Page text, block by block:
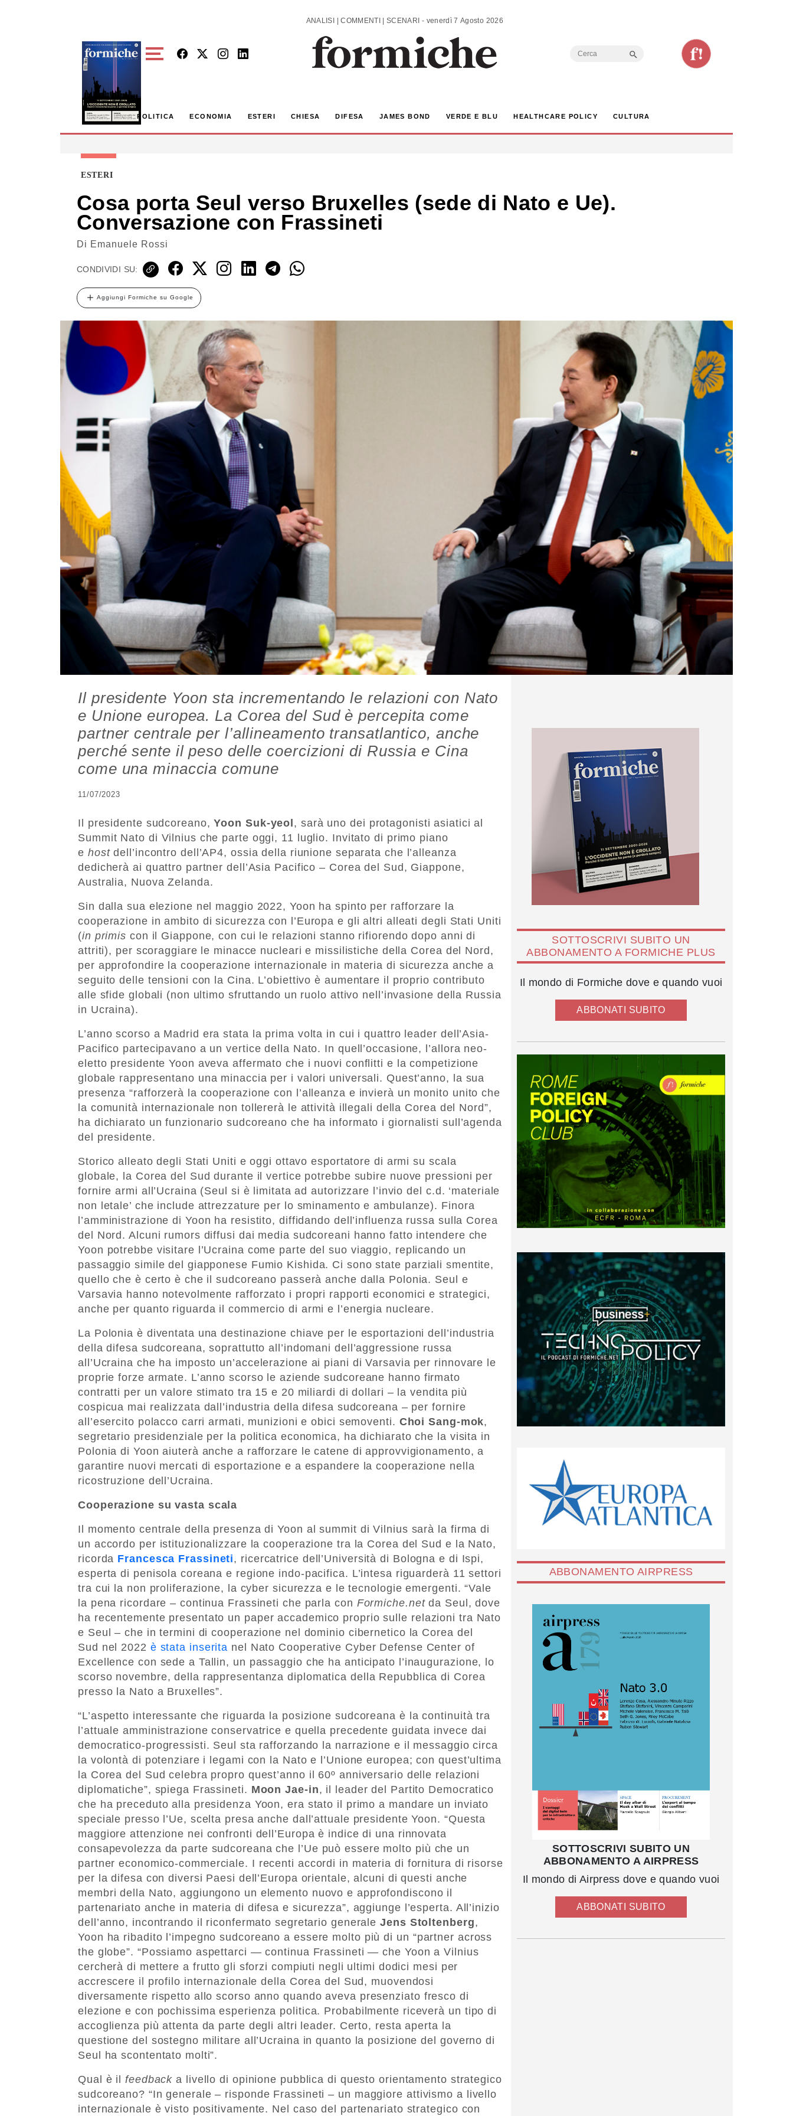
ANALISI | COMMENTI | SCENARI - venerdì 7 Agosto 2026
Search
POLITICA ECONOMIA ESTERI CHIESA DIFESA JAMES BOND VERDE E BLU HEALTHCARE POLICY CULTURA
ESTERI
Cosa porta Seul verso Bruxelles (sede di Nato e Ue).
Conversazione con Frassineti
Di Emanuele Rossi
CONDIVIDI SU:
Aggiungi Formiche su Google
Il presidente Yoon sta incrementando le relazioni con Nato
e Unione europea. La Corea del Sud è percepita come
partner centrale per l’allineamento transatlantico, anche
perché sente il peso delle coercizioni di Russia e Cina
come una minaccia comune
11/07/2023
Il presidente sudcoreano,Yoon Suk-yeol, sarà uno dei protagonisti asiatici al
Summit Nato di Vilnius che parte oggi, 11 luglio. Invitato di primo piano
e hostdell’incontro dell’AP4, ossia della riunione separata che l’alleanza
dedicherà ai quattro partner dell’Asia Pacifico – Corea del Sud, Giappone,
Australia, Nuova Zelanda.
Sin dalla sua elezione nel maggio 2022, Yoon ha spinto per rafforzare la
cooperazione in ambito di sicurezza con l’Europa e gli altri alleati degli Stati Uniti
(in primis con il Giappone, con cui le relazioni stanno rifiorendo dopo anni di
attriti), per scoraggiare le minacce nucleari e missilistiche della Corea del Nord,
per approfondire la cooperazione internazionale in materia di sicurezza anche a
seguito delle tensioni con la Cina. L’obiettivo è aumentare il proprio contributo
alle sfide globali (non ultimo sfruttando un ruolo attivo nell’invasione della Russia
in Ucraina).
L’anno scorso a Madrid era stata la prima volta in cui i quattro leader dell’Asia-
Pacifico partecipavano a un vertice della Nato. In quell’occasione, l’allora neo-
eletto presidente Yoon aveva affermato che i nuovi conflitti e la competizione
globale rappresentano una minaccia per i valori universali. Quest’anno, la sua
presenza “rafforzerà la cooperazione con l’alleanza e invierà un monito unito che
la comunità internazionale non tollererà le attività illegali della Corea del Nord”,
ha dichiarato un funzionario sudcoreano che ha informato i giornalisti sull’agenda
del presidente.
Storico alleato degli Stati Uniti e oggi ottavo esportatore di armi su scala
globale, la Corea del Sud durante il vertice potrebbe subire nuove pressioni per
fornire armi all’Ucraina (Seul si è limitata ad autorizzare l’invio del c.d. ‘materiale
non letale’ che include attrezzature per lo sminamento e ambulanze). Finora
l’amministrazione di Yoon ha resistito, diffidando dell’influenza russa sulla Corea
del Nord. Alcuni rumors diffusi dai media sudcoreani hanno fatto intendere che
Yoon potrebbe visitare l’Ucraina come parte del suo viaggio, replicando un
passaggio simile del giapponese Fumio Kishida. Ci sono state parziali smentite,
quello che è certo è che il sudcoreano passerà anche dalla Polonia. Seul e
Varsavia hanno notevolmente rafforzato i propri rapporti economici e strategici,
anche per quanto riguarda il commercio di armi e l’energia nucleare.
La Polonia è diventata una destinazione chiave per le esportazioni dell’industria
della difesa sudcoreana, soprattutto all’indomani dell’aggressione russa
all’Ucraina che ha imposto un’accelerazione ai piani di Varsavia per rinnovare le
proprie forze armate. L’anno scorso le aziende sudcoreane hanno firmato
contratti per un valore stimato tra 15 e 20 miliardi di dollari – la vendita più
cospicua mai realizzata dall’industria della difesa sudcoreana – per fornire
all’esercito polacco carri armati, munizioni e obici semoventi. Choi Sang-mok,
segretario presidenziale per la politica economica, ha dichiarato che la visita in
Polonia di Yoon aiuterà anche a rafforzare le catene di approvvigionamento, a
garantire nuovi mercati di esportazione e a espandere la cooperazione nella
ricostruzione dell’Ucraina.
Cooperazione su vasta scala
Il momento centrale della presenza di Yoon al summit di Vilnius sarà la firma di
un accordo per istituzionalizzare la cooperazione tra la Corea del Sud e la Nato,
ricorda Francesca Frassineti, ricercatrice dell’Università di Bologna e di Ispi,
esperta di penisola coreana e regione indo-pacifica. L’intesa riguarderà 11 settori
tra cui la non proliferazione, la cyber sicurezza e le tecnologie emergenti. “Vale
la pena ricordare – continua Frassineti che parla con Formiche.netda Seul, dove
ha recentemente presentato un paper accademico proprio sulle relazioni tra Nato
e Seul – che in termini di cooperazione nel dominio cibernetico la Corea del
Sud nel 2022 è stata inserita nel Nato Cooperative Cyber Defense Center of
Excellence con sede a Tallin, un passaggio che ha anticipato l’inaugurazione, lo
scorso novembre, della rappresentanza diplomatica della Repubblica di Corea
presso la Nato a Bruxelles”.
“L’aspetto interessante che riguarda la posizione sudcoreana è la continuità tra
l’attuale amministrazione conservatrice e quella precedente guidata invece dai
democratico-progressisti. Seul sta rafforzando la narrazione e il messaggio circa
la volontà di potenziare i legami con la Nato e l’Unione europea; con quest’ultima
la Corea del Sud celebra propro quest’anno il 60º anniversario delle relazioni
diplomatiche”, spiega Frassineti. Moon Jae-in, il leader del Partito Democratico
che ha preceduto alla presidenza Yoon, era stato il primo a mandare un inviato
speciale presso l’Ue, scelta presa anche dall’attuale presidente Yoon. “Questa
maggiore attenzione nei confronti dell’Europa è indice di una rinnovata
consapevolezza da parte sudcoreana che l’Ue può essere molto più che un
partner economico-commerciale. I recenti accordi in materia di fornitura di risorse
per la difesa con diversi Paesi dell’Europa orientale, alcuni di questi anche
membri della Nato, aggiungono un elemento nuovo e approfondiscono il
partenariato anche in materia di difesa e sicurezza”, aggiunge l’esperta. All’inizio
dell’anno, incontrando il riconfermato segretario generaleJens Stoltenberg,
Yoon ha ribadito l’impegno sudcoreano a essere molto più di un “partner across
the globe”. “Possiamo aspettarci — continua Frassineti — che Yoon a Vilnius
cercherà di mettere a frutto gli sforzi compiuti negli ultimi dodici mesi per
accrescere il profilo internazionale della Corea del Sud, muovendosi
diversamente rispetto allo scorso anno quando aveva presenziato fresco di
elezione e con pochissima esperienza politica. Probabilmente riceverà un tipo di
accoglienza più attenta da parte degli altri leader. Certo, resta aperta la
questione del sostegno militare all’Ucraina in quanto la posizione del governo di
Seul ha scontentato molti”.
Qual è il feedback a livello di opinione pubblica di questo orientamento strategico
sudcoreano? “In generale – risponde Frassineti – un maggiore attivismo a livello
internazionale è visto positivamente. Nel caso del partenariato strategico con
SOTTOSCRIVI SUBITO UN
ABBONAMENTO A FORMICHE PLUS
Il mondo di Formiche dove e quando vuoi
ABBONATI SUBITO
ABBONAMENTO AIRPRESS
SOTTOSCRIVI SUBITO UN
ABBONAMENTO A AIRPRESS
Il mondo di Airpress dove e quando vuoi
ABBONATI SUBITO